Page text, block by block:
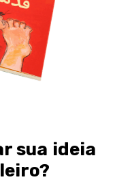
sua ideia